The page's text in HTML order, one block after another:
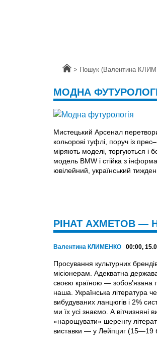
Головна
> Пошук (Валентина
МОДНА
Мистецький Арсенал
кольорові туфлі, поруч із
міряють моделі, торгуються і
модель BMW і стійка з
ювілейний, український
РІНАТ АХМЕТОВ —
Валентина КЛИМЕНКО 00:00,
Просування культурних
місіонерам. Адекватна
своєю країною — зобов’язана
наша. Українська література
вибудуваних ланцюгів і 2%
ми їх усі знаємо. А вітчизняні
«нарощувати» шеренгу
виставки — у Лейпциг (15—19